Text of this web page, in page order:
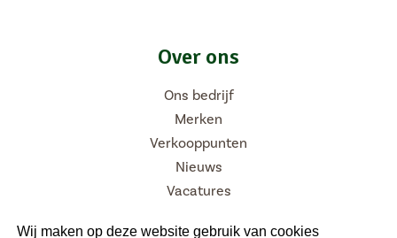
Wij maken op deze website gebruik van cookies
Over ons
Ons bedrijf
Merken
Verkooppunten
Nieuws
Vacatures